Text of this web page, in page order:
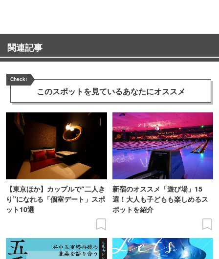
関連記事
Check!
このスポットを見ているあなたにオススメ
【東京ほか】カップルで“二人き
り”になれる「個室デート」スポ
ット10選
新宿のオススメ「遊び場」15
選！大人も子どもも楽しめるス
ポットを紹介